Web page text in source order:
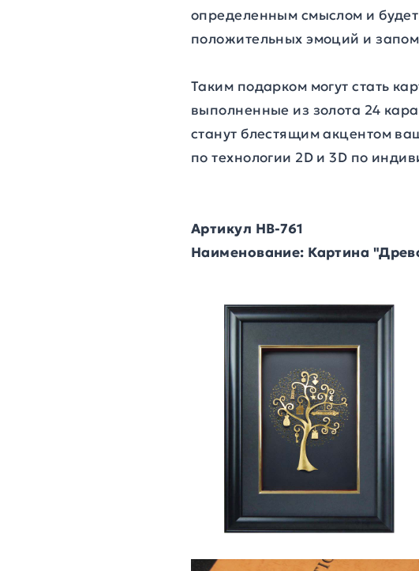
определенным смыслом и
положительных эмоций и
Таким подарком могут стать
выполненные из золота 24
станут блестящим акцентом
по технологии 2D и 3D по
Артикул HB-761
Наименование: Картина